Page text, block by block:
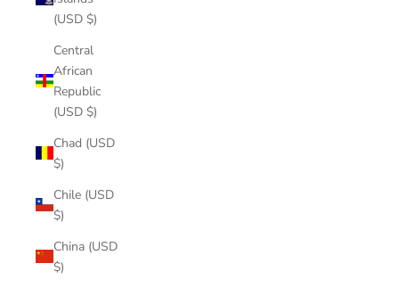
(USD $)
Central
African
Republic
(USD $)
Chad (USD
$)
Chile (USD
$)
China (USD
$)